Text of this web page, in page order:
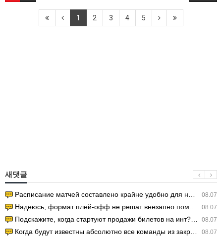
1 2 3 4 5
새댓글
08.07
Расписание матчей составлено крайне удобно для нашего часово…
08.07
Надеюсь, формат плей-офф не решат внезапно поменять. https:/…
08.07
Подскажите, когда стартуют продажи билетов на инт? https://g…
08.07
Когда будут известны абсолютно все команды из закрытых квали…